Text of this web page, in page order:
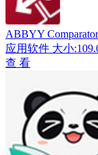
ABBYY
应用软件 大小
查 看